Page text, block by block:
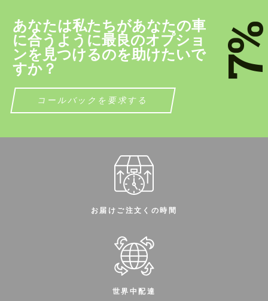
あなたは私たちがあなたの車
に合うように最良のオプショ
ンを見つけるのを助けたいで
すか？
コールバックを要求する
お届けご注文くの時間
世界中配達
most competitive offer.
ﾂづ慊つｷﾂ。
お客様の言語を話します
most competitive offer.
ﾂづ慊つｷﾂ。
お客様の言語を話します